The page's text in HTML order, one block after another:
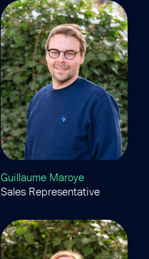
Guillaume Maroye
Sales Representative